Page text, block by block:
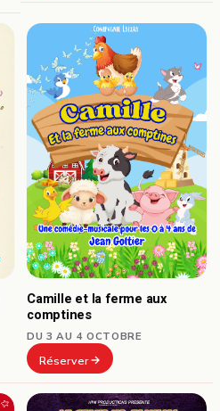
Camille et la ferme aux
comptines
DU 3 AU 4 OCTOBRE
Réserver